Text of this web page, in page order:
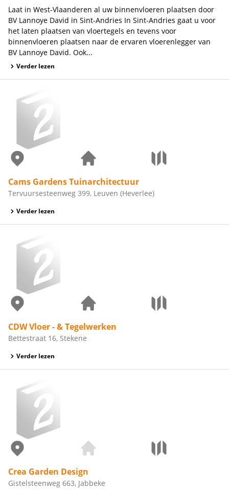
Laat in West-Vlaanderen al uw binnenvloeren plaatsen door
BV Lannoye David in Sint-Andries In Sint-Andries gaat u voor
het laten plaatsen van vloertegels en tevens voor
binnenvloeren plaatsen naar de ervaren vloerenlegger van
BV Lannoye David. Ook...
Verder lezen
Cams Gardens Tuinarchitectuur
Tervuursesteenweg 399, Leuven (Heverlee)
Verder lezen
CDW Vloer - & Tegelwerken
Bettestraat 16, Stekene
Verder lezen
Crea Garden Design
Gistelsteenweg 663, Jabbeke